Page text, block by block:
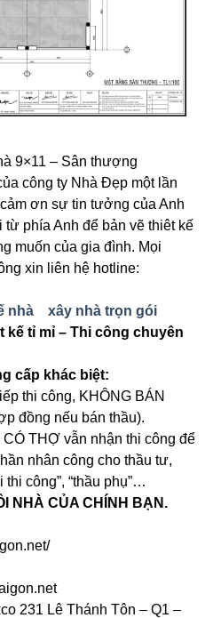
9×11 – Sân thượng
công ty Nhà Đẹp một lần
ơn sự tin tưởng của Anh
từ phía Anh để bản vẽ thiêt kế
muốn của gia đình. Mọi
xin liên hệ hotline:
nhà
xây nhà trọn gói
kế tỉ mỉ – Thi công chuyên
cấp khác biệt:
thi công, KHÔNG BÁN
đồng nếu bán thầu).
THỢ vẫn nhận thi công để
nhân công cho thầu tư,
công”, “thầu phụ”…
NHÀ CỦA CHÍNH BẠN.
231 Lê Thánh Tôn – Q1 –